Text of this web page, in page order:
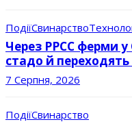
ПодіїСвинарство
Через РРСС ферми
стадо й
7 Серпня, 2026
ПодіїСвинарство